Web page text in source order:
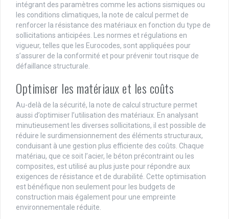
intégrant des paramètres comme les actions sismiques ou
les conditions climatiques, la note de calcul permet de
renforcer la résistance des matériaux en fonction du type de
sollicitations anticipées. Les normes et régulations en
vigueur, telles que les Eurocodes, sont appliquées pour
s’assurer de la conformité et pour prévenir tout risque de
défaillance structurale.
Optimiser les matériaux et les coûts
Au-delà de la sécurité, la note de calcul structure permet
aussi d’optimiser l’utilisation des matériaux. En analysant
minutieusement les diverses sollicitations, il est possible de
réduire le surdimensionnement des éléments structuraux,
conduisant à une gestion plus efficiente des coûts. Chaque
matériau, que ce soit l’acier, le béton précontraint ou les
composites, est utilisé au plus juste pour répondre aux
exigences de résistance et de durabilité. Cette optimisation
est bénéfique non seulement pour les budgets de
construction mais également pour une empreinte
environnementale réduite.